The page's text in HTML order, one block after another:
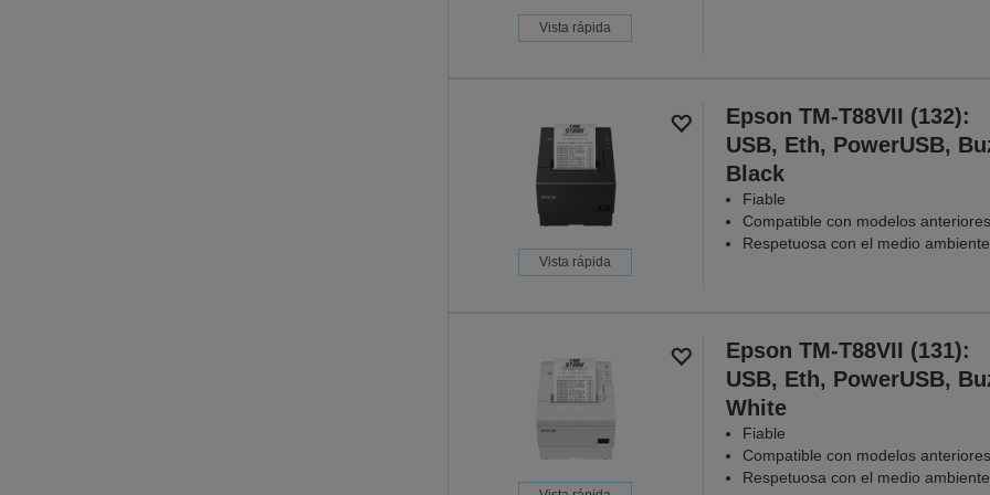
Vista rápida
Vista rápida
Epson TM-T88VII (132):
USB, Eth, PowerUSB,
Black
Fiable
Compatible con modelos anteriores
Respetuosa con el medio ambiente
Epson TM-T88VII (131):
USB, Eth, PowerUSB,
White
Fiable
Compatible con modelos anteriores
Respetuosa con el medio ambiente